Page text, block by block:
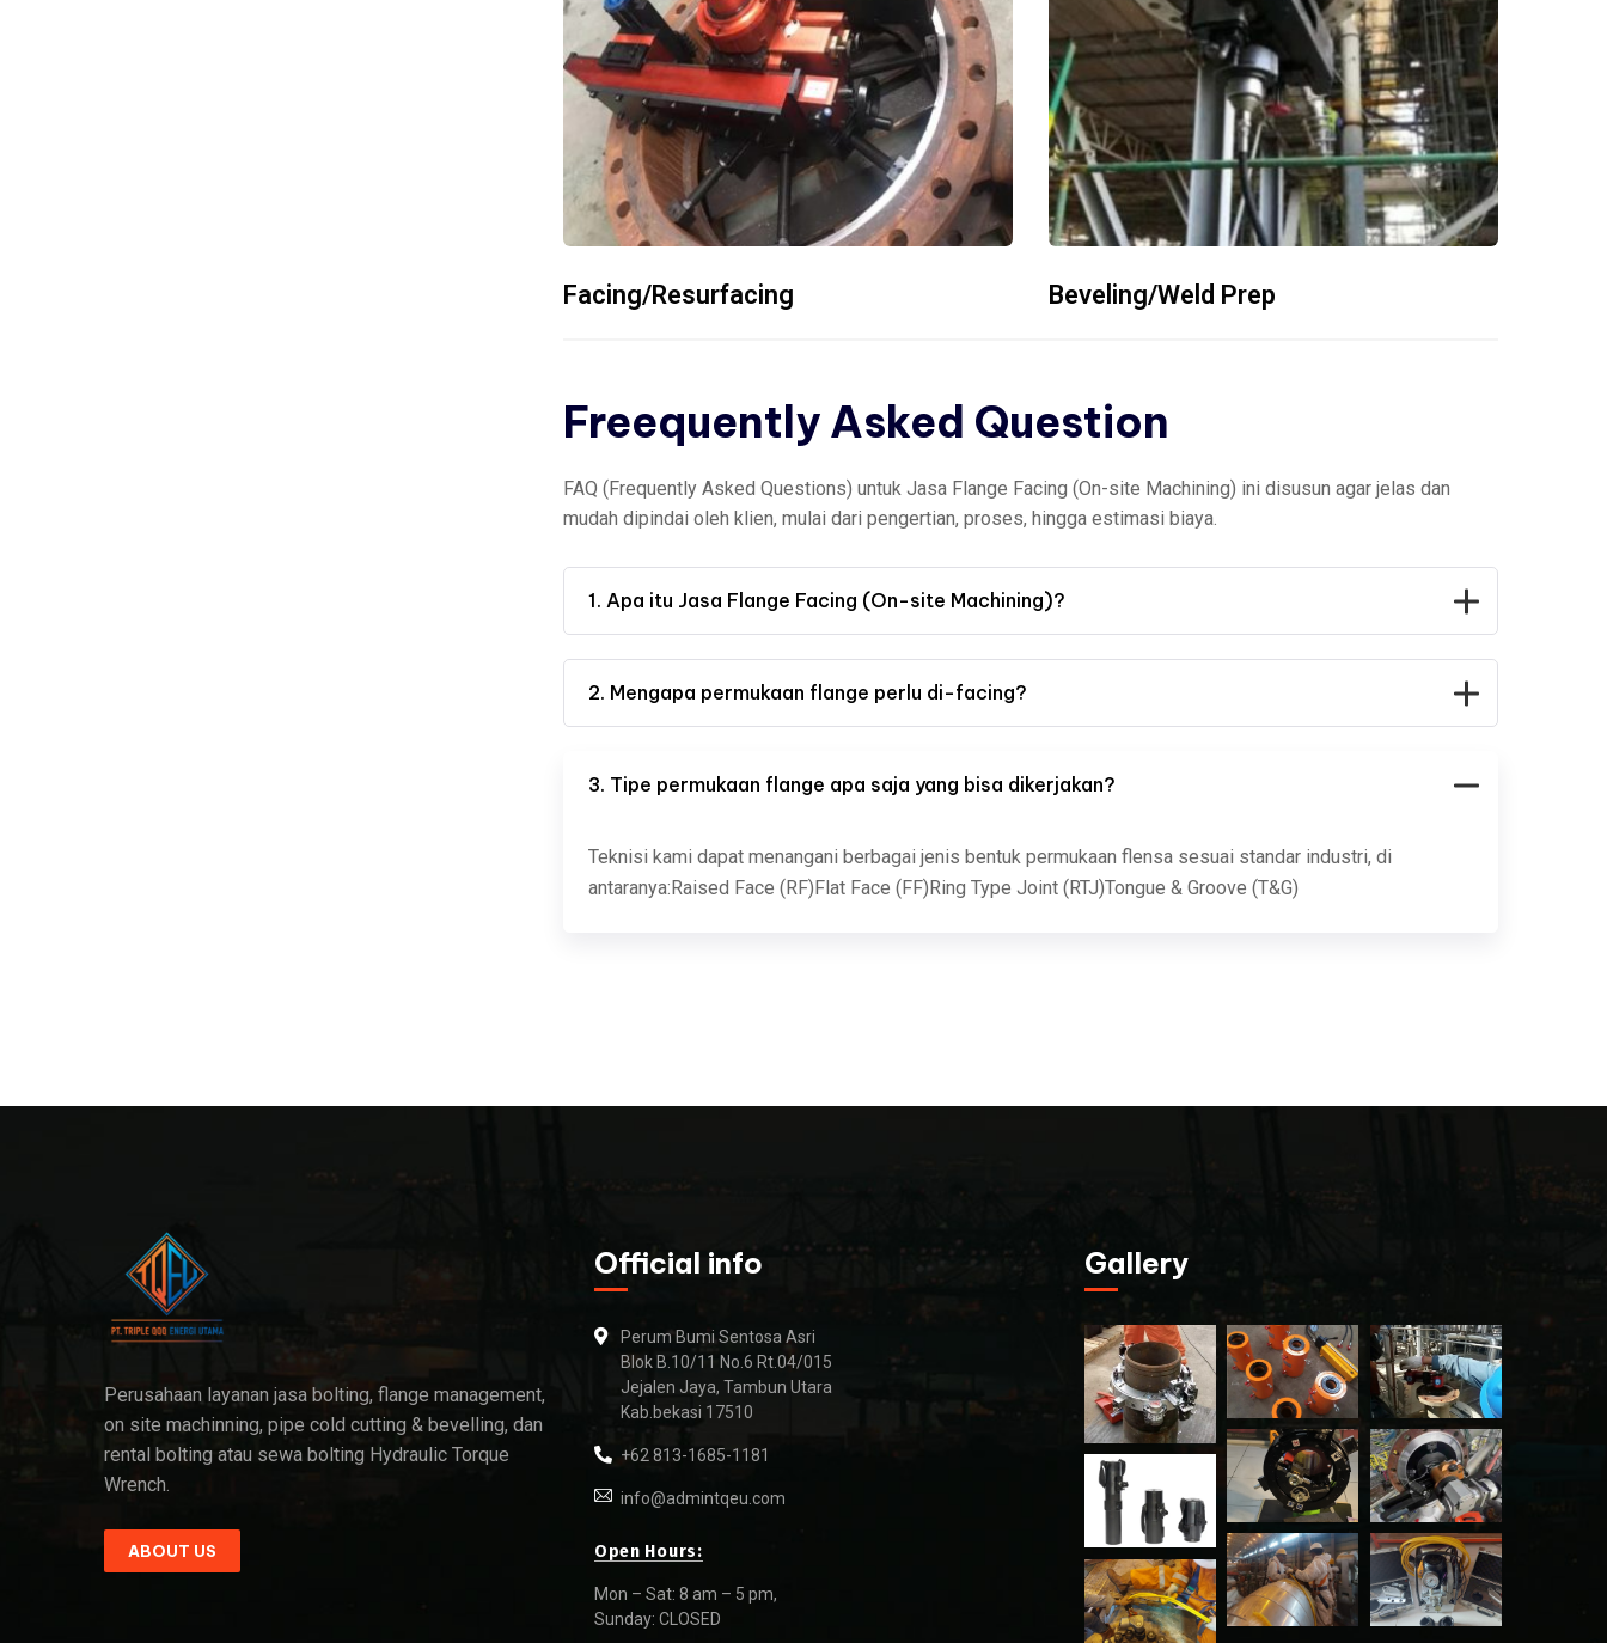
Facing/Resurfacing Beveling/Weld Prep
Freequently Asked Question
FAQ (Frequently Asked Questions) untuk Jasa Flange Facing (On-site Machining) ini disusun agar jelas dan
mudah dipindai oleh klien, mulai dari pengertian, proses, hingga estimasi biaya.
1. Apa itu Jasa Flange Facing (On-site Machining)?
2. Mengapa permukaan flange perlu di-facing?
3. Tipe permukaan flange apa saja yang bisa dikerjakan?
Teknisi kami dapat menangani berbagai jenis bentuk permukaan flensa sesuai standar industri, di
antaranya:Raised Face (RF)Flat Face (FF)Ring Type Joint (RTJ)Tongue & Groove (T&G)
Perusahaan layanan jasa bolting, flange management,
on site machinning, pipe cold cutting & bevelling, dan
rental bolting atau sewa bolting Hydraulic Torque
Wrench.
ABOUT US
Official info
Perum Bumi Sentosa Asri
Blok B.10/11 No.6 Rt.04/015
Jejalen Jaya, Tambun Utara
Kab.bekasi 17510
+62 813-1685-1181
info@admintqeu.com
Open Hours:
Mon – Sat: 8 am – 5 pm,
Sunday: CLOSED
Gallery